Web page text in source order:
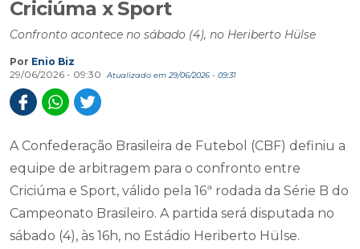
Criciúma x Sport
Confronto acontece no sábado (4), no Heriberto Hülse
Por Enio Biz
29/06/2026 - 09:30
Atualizado em 29/06/2026 - 09:31
A Confederação Brasileira de Futebol (CBF) definiu a
equipe de arbitragem para o confronto entre
Criciúma e Sport, válido pela 16ª rodada da Série B do
Campeonato Brasileiro. A partida será disputada no
sábado (4), às 16h, no Estádio Heriberto Hülse.